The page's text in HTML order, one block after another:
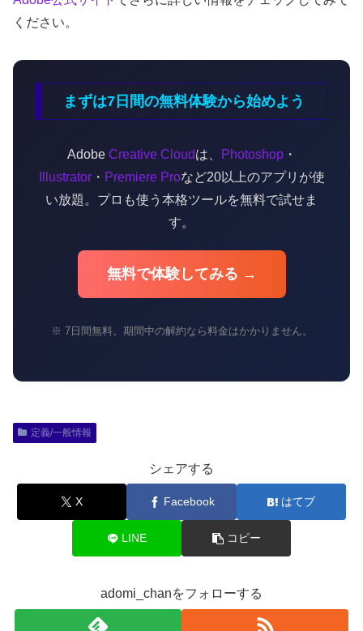
ください。
まずは7日間の無料体験から始めよう
Adobe Creative Cloudは、 Photoshop・
Illustrator・ Premiere Proなど20以上のアプリが使
い放題。プロも使う本格ツールを無料で試せま
す。
無料で体験してみる →
※ 7日間無料。期間中の解約なら料金はかかりません。
定義/一般情報
シェアする
X Facebook はてブ
LINE コピー
adomi_chanをフォローする